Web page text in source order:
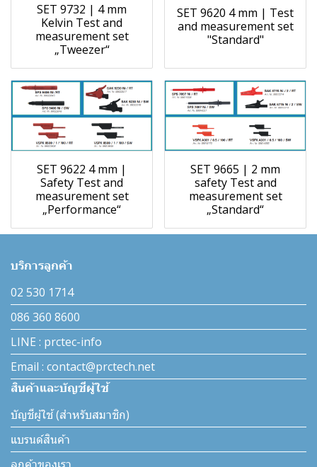
SET 9732 | 4 mm
Kelvin Test and
measurement set
„Tweezer“
SET 9620 4 mm | Test
and measurement set
"Standard"
SET 9622 4 mm |
Safety Test and
measurement set
„Performance“
SET 9665 | 2 mm
safety Test and
measurement set
„Standard“
บริการลูกค้า
02 530 1714
086 360 8600
LINE : prctec-info
Email : contact@prctech.net
สินค้าและบัญชีผู้ใช้
บัญชีผู้ใช้ (สำหรับสมาชิก)
แบรนด์สินค้า
ลูกค้าของเรา